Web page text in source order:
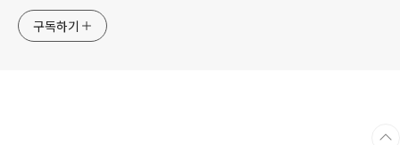
구독하기